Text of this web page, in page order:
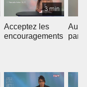
3 min
Acceptez les
encouragements
Au